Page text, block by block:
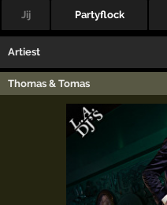
Jij Partyflock
Artiest
Thomas & Tomas